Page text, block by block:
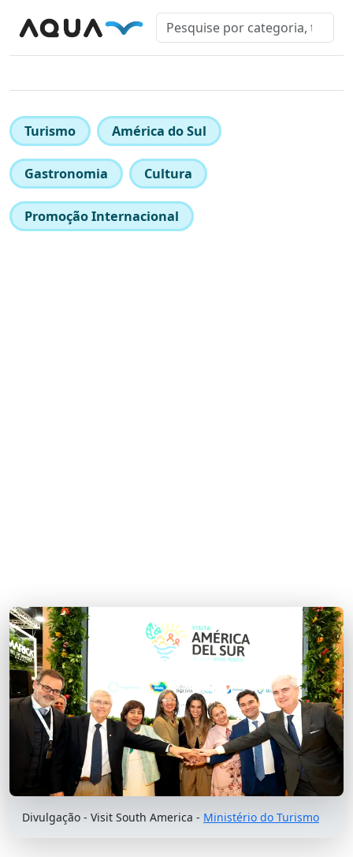
Turismo América do Sul
Gastronomia Cultura
Promoção Internacional
Divulgação - Visit South America - Ministério do Turismo